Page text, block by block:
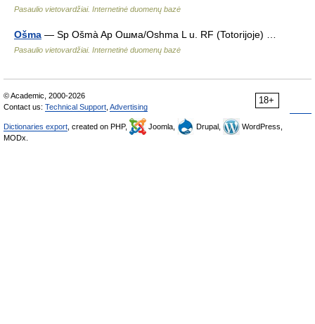
Pasaulio vietovardžiai. Internetinė duomenų bazė
Ošma — Sp Ošmà Ap Ошма/Oshma L u. RF (Totorijoje) …
Pasaulio vietovardžiai. Internetinė duomenų bazė
18+
© Academic, 2000-2026
Contact us: Technical Support Advertising
Dictionaries export , created on PHP, Joomla, Drupal,
WordPress,
MODx.